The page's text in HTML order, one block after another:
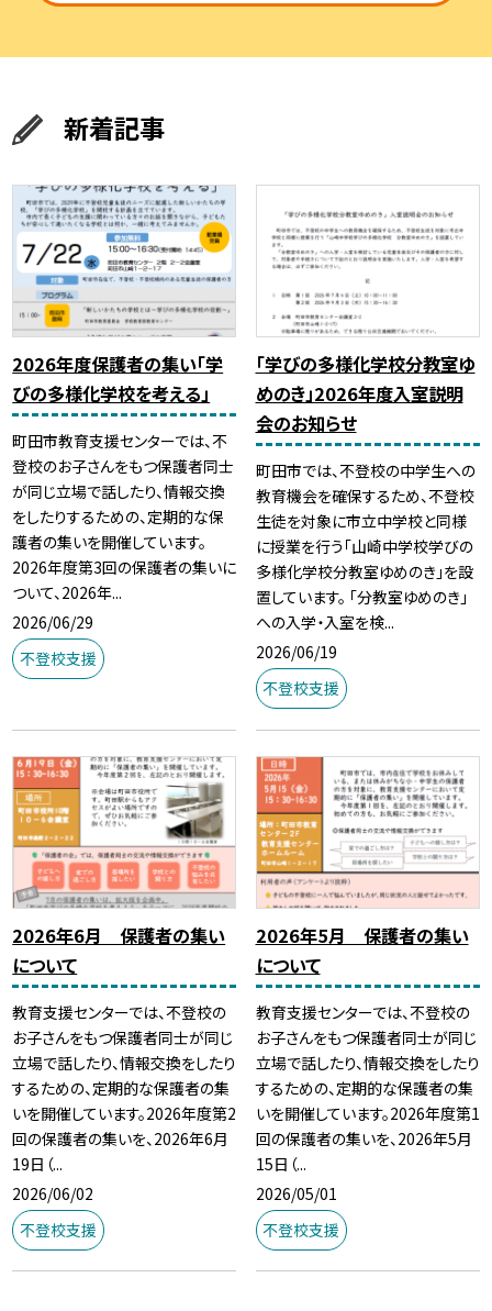
新着記事
2026年度保護者の集い「学
びの多様化学校を考える」
町田市教育支援センターでは、不
登校のお子さんをもつ保護者同士
が同じ立場で話したり、情報交換
をしたりするための、定期的な保
護者の集いを開催しています。
2026年度第3回の保護者の集いに
ついて、2026年...
2026/06/29
不登校支援
「学びの多様化学校分教室ゆ
めのき」2026年度入室説明
会のお知らせ
町田市では、不登校の中学生への
教育機会を確保するため、不登校
生徒を対象に市立中学校と同様
に授業を行う「山崎中学校学びの
多様化学校分教室ゆめのき」を設
置しています。 「分教室ゆめのき」
への入学・入室を検...
2026/06/19
不登校支援
2026年6月 保護者の集い
について
教育支援センターでは、不登校の
お子さんをもつ保護者同士が同じ
立場で話したり、情報交換をしたり
するための、定期的な保護者の集
いを開催しています。2026年度第2
回の保護者の集いを、2026年6月
19日（...
2026/06/02
不登校支援
2026年5月 保護者の集い
について
教育支援センターでは、不登校の
お子さんをもつ保護者同士が同じ
立場で話したり、情報交換をしたり
するための、定期的な保護者の集
いを開催しています。2026年度第1
回の保護者の集いを、2026年5月
15日（...
2026/05/01
不登校支援